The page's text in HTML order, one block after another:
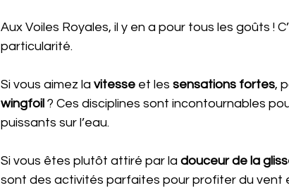
Aux Voiles Royales, il y en a pour tous les goûts !
particularité.
Si vous aimez la vitesse et les sensations fortes,
wingfoil ? Ces disciplines sont incontournables
puissants sur l’eau.
Si vous êtes plutôt attiré par la douceur de la
sont des activités parfaites pour profiter du